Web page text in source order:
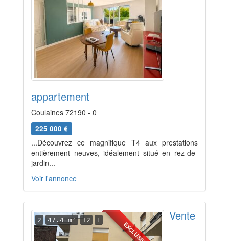
appartement
Coulaines 72190 - 0
225 000 €
...Découvrez ce magnifique T4 aux prestations
entièrement neuves, idéalement situé en rez-de-
jardin...
Voir l'annonce
2 47.4 m² T2 1 Vente